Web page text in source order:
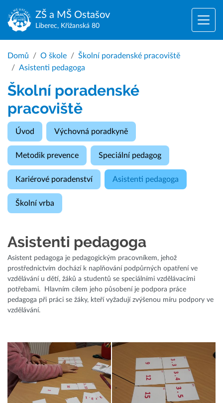
ZŠ a MŠ Ostašov
Liberec, Křižanská 80
Domů O škole
Školní poradenské pracoviště
Asistenti pedagoga
Školní poradenské
pracoviště
Úvod Výchovná poradkyně
Metodik prevence Speciální pedagog
Kariérové poradenství Asistenti pedagoga
Školní vrba
Asistenti pedagoga
Asistent pedagoga je pedagogickým pracovníkem, jehož
prostřednictvím dochází k naplňování podpůrných opatření ve
vzdělávání u dětí, žáků a studentů se speciálními vzdělávacími
potřebami. Hlavním cílem jeho působení je podpora práce
pedagoga při práci se žáky, kteří vyžadují zvýšenou míru podpory ve
vzdělávání.